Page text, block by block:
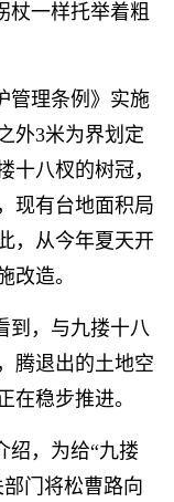
杖一样托举着粗
理条例》实施
外3米为界划定
十八杈的树冠，
现有台地面积局
，从今年夏天开
改造。
，与九搂十八
腾退出的土地空
在稳步推进。
，为给“九搂
门将松曹路向